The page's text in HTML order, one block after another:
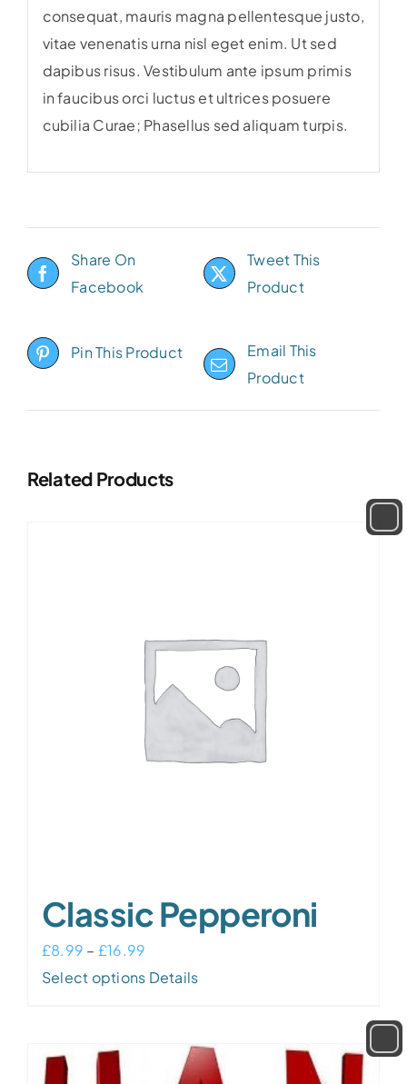
consequat, mauris magna pellentesque justo,
vitae venenatis urna nisl eget enim. Ut sed
dapibus risus. Vestibulum ante ipsum primis
in faucibus orci luctus et ultrices posuere
cubilia Curae; Phasellus sed aliquam turpis.
Share On
Facebook
Tweet This
Product
Pin This Product
Email This
Product
Related Products
Classic Pepperoni
£8.99 – £16.99
range:
£16.99
Select options This
multiple
Details